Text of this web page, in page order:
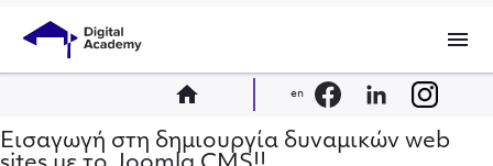
menu
home en
Εισαγωγή στη δημιουργία δυναμικών web